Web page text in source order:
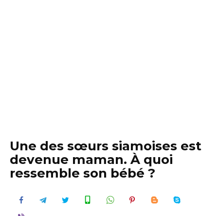
Une des sœurs siamoises est
devenue maman. À quoi
ressemble son bébé ?